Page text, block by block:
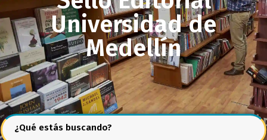
Universidad de
Medellín
¿Qué estás buscando?